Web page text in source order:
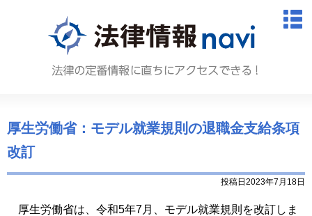
法律情
厚生労働省：モデル就業規則の退職金支給条項
改訂
投稿日2023年7月18日
厚生労働省は、令和5年7月、モデル就業規則を改訂しま